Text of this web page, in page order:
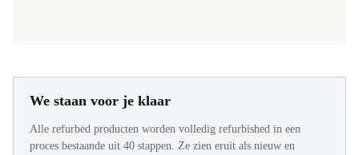
We staan voor je klaar
Alle refurbed producten worden volledig refurbished in een
proces bestaande uit 40 stappen. Ze zien eruit als nieuw en